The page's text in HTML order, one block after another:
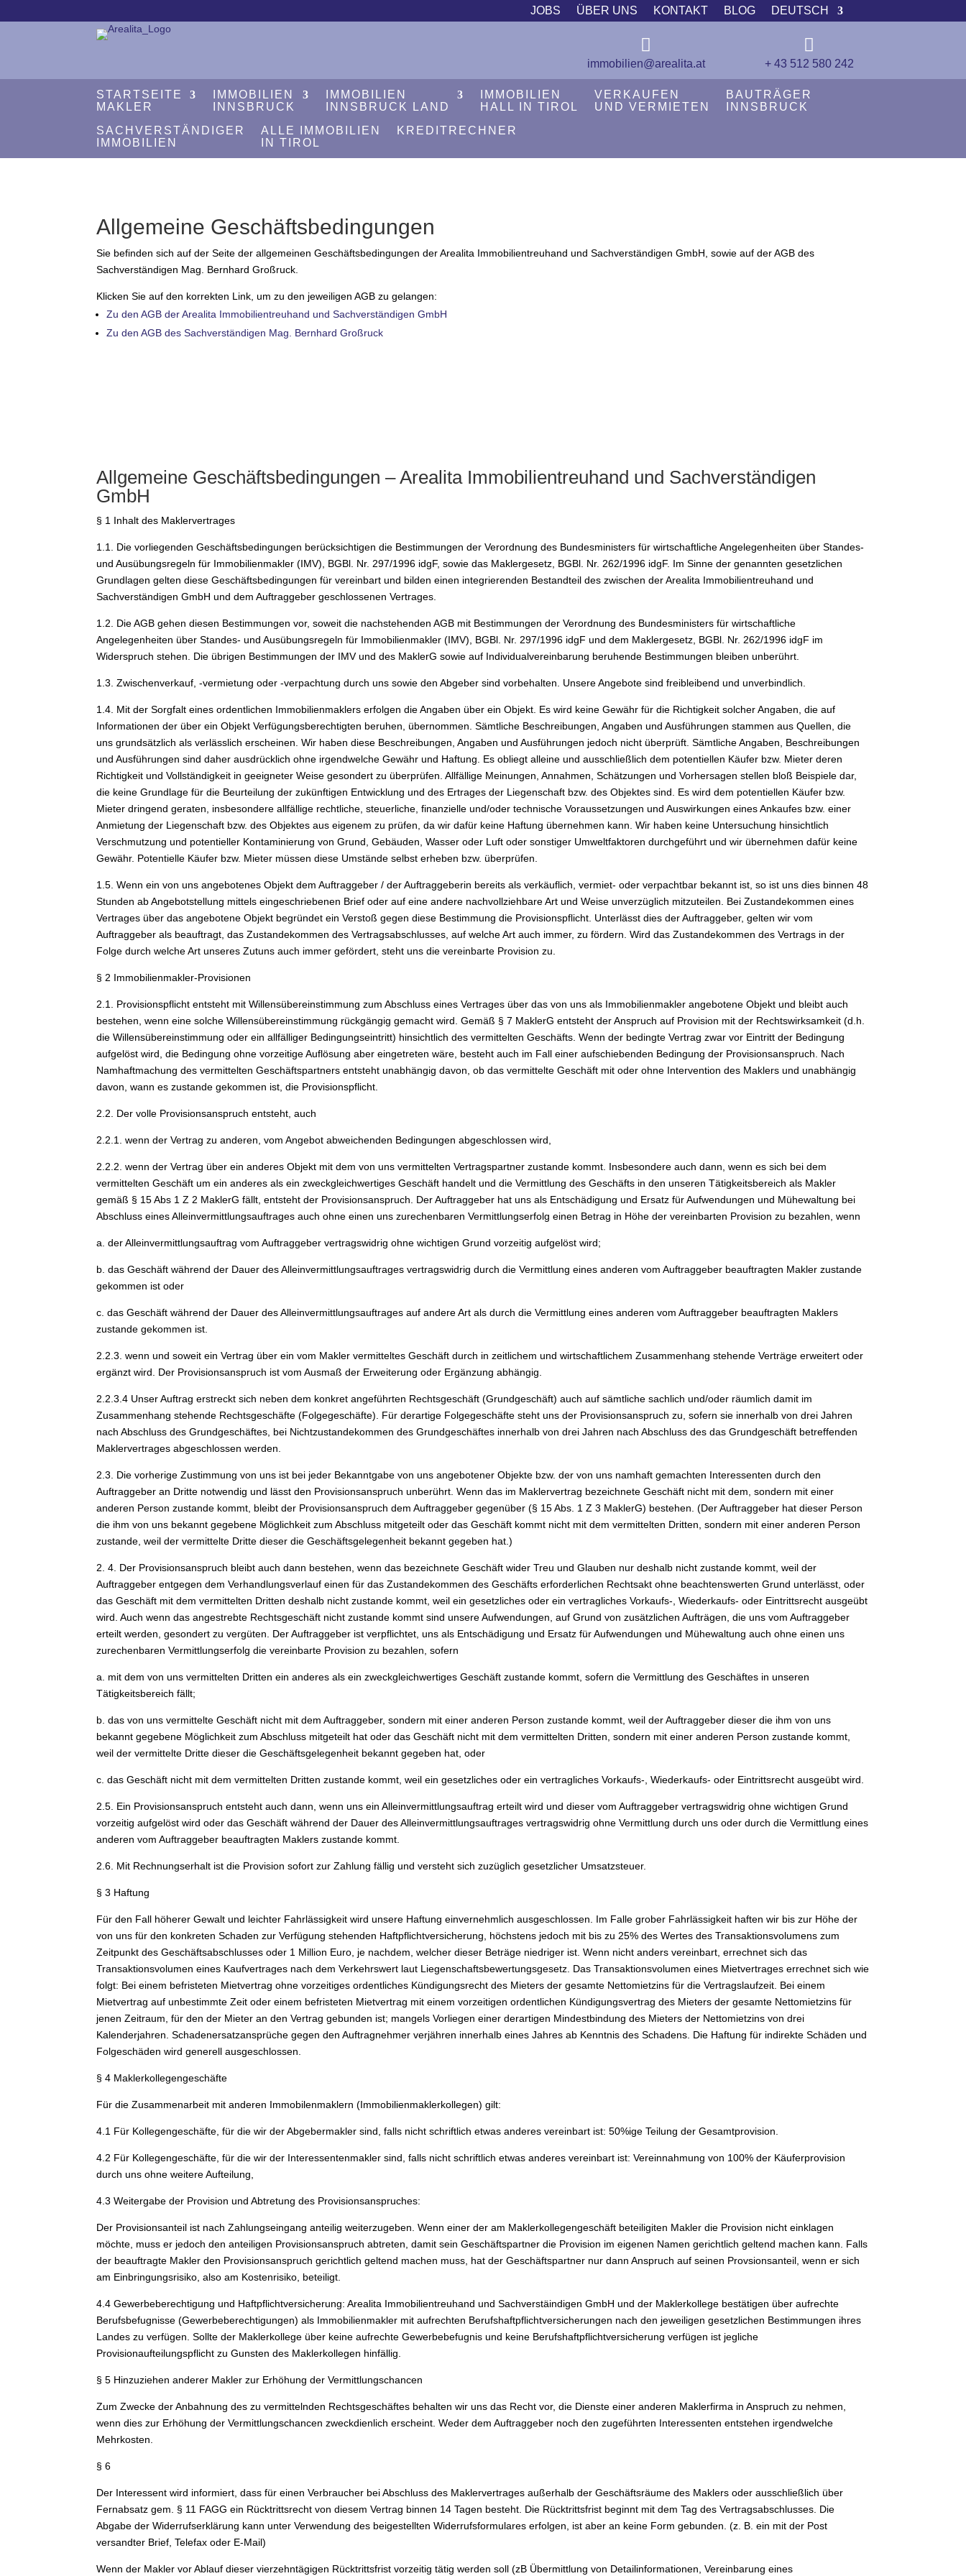
JOBS ÜBER UNS KONTAKT BLOG DEUTSCH

immobilien@arealita.at

+ 43 512 580 242
STARTSEITE
MAKLER
IMMOBILIEN
INNSBRUCK
IMMOBILIEN
INNSBRUCK LAND
IMMOBILIEN
HALL IN TIROL
VERKAUFEN
UND VERMIETEN
BAUTRÄGER
INNSBRUCK
SACHVERSTÄNDIGER
IMMOBILIEN
ALLE IMMOBILIEN
IN TIROL
KREDITRECHNER
Allgemeine Geschäftsbedingungen
Sie befinden sich auf der Seite der allgemeinen Geschäftsbedingungen der Arealita Immobilientreuhand und Sachverständigen GmbH, sowie auf der AGB des
Sachverständigen Mag. Bernhard Großruck.
Klicken Sie auf den korrekten Link, um zu den jeweiligen AGB zu gelangen:
Zu den AGB der Arealita Immobilientreuhand und Sachverständigen GmbH
Zu den AGB des Sachverständigen Mag. Bernhard Großruck
Allgemeine Geschäftsbedingungen – Arealita Immobilientreuhand und Sachverständigen
GmbH
§ 1 Inhalt des Maklervertrages
1.1. Die vorliegenden Geschäftsbedingungen berücksichtigen die Bestimmungen der Verordnung des Bundesministers für wirtschaftliche Angelegenheiten über Standes-
und Ausübungsregeln für Immobilienmakler (IMV), BGBl. Nr. 297/1996 idgF, sowie das Maklergesetz, BGBl. Nr. 262/1996 idgF. Im Sinne der genannten gesetzlichen
Grundlagen gelten diese Geschäftsbedingungen für vereinbart und bilden einen integrierenden Bestandteil des zwischen der Arealita Immobilientreuhand und
Sachverständigen GmbH und dem Auftraggeber geschlossenen Vertrages.
1.2. Die AGB gehen diesen Bestimmungen vor, soweit die nachstehenden AGB mit Bestimmungen der Verordnung des Bundesministers für wirtschaftliche
Angelegenheiten über Standes- und Ausübungsregeln für Immobilienmakler (IMV), BGBl. Nr. 297/1996 idgF und dem Maklergesetz, BGBl. Nr. 262/1996 idgF im
Widerspruch stehen. Die übrigen Bestimmungen der IMV und des MaklerG sowie auf Individualvereinbarung beruhende Bestimmungen bleiben unberührt.
1.3. Zwischenverkauf, -vermietung oder -verpachtung durch uns sowie den Abgeber sind vorbehalten. Unsere Angebote sind freibleibend und unverbindlich.
1.4. Mit der Sorgfalt eines ordentlichen Immobilienmaklers erfolgen die Angaben über ein Objekt. Es wird keine Gewähr für die Richtigkeit solcher Angaben, die auf
Informationen der über ein Objekt Verfügungsberechtigten beruhen, übernommen. Sämtliche Beschreibungen, Angaben und Ausführungen stammen aus Quellen, die
uns grundsätzlich als verlässlich erscheinen. Wir haben diese Beschreibungen, Angaben und Ausführungen jedoch nicht überprüft. Sämtliche Angaben, Beschreibungen
und Ausführungen sind daher ausdrücklich ohne irgendwelche Gewähr und Haftung. Es obliegt alleine und ausschließlich dem potentiellen Käufer bzw. Mieter deren
Richtigkeit und Vollständigkeit in geeigneter Weise gesondert zu überprüfen. Allfällige Meinungen, Annahmen, Schätzungen und Vorhersagen stellen bloß Beispiele dar,
die keine Grundlage für die Beurteilung der zukünftigen Entwicklung und des Ertrages der Liegenschaft bzw. des Objektes sind. Es wird dem potentiellen Käufer bzw.
Mieter dringend geraten, insbesondere allfällige rechtliche, steuerliche, finanzielle und/oder technische Voraussetzungen und Auswirkungen eines Ankaufes bzw. einer
Anmietung der Liegenschaft bzw. des Objektes aus eigenem zu prüfen, da wir dafür keine Haftung übernehmen kann. Wir haben keine Untersuchung hinsichtlich
Verschmutzung und potentieller Kontaminierung von Grund, Gebäuden, Wasser oder Luft oder sonstiger Umweltfaktoren durchgeführt und wir übernehmen dafür keine
Gewähr. Potentielle Käufer bzw. Mieter müssen diese Umstände selbst erheben bzw. überprüfen.
1.5. Wenn ein von uns angebotenes Objekt dem Auftraggeber / der Auftraggeberin bereits als verkäuflich, vermiet- oder verpachtbar bekannt ist, so ist uns dies binnen 48
Stunden ab Angebotstellung mittels eingeschriebenen Brief oder auf eine andere nachvollziehbare Art und Weise unverzüglich mitzuteilen. Bei Zustandekommen eines
Vertrages über das angebotene Objekt begründet ein Verstoß gegen diese Bestimmung die Provisionspflicht. Unterlässt dies der Auftraggeber, gelten wir vom
Auftraggeber als beauftragt, das Zustandekommen des Vertragsabschlusses, auf welche Art auch immer, zu fördern. Wird das Zustandekommen des Vertrags in der
Folge durch welche Art unseres Zutuns auch immer gefördert, steht uns die vereinbarte Provision zu.
§ 2 Immobilienmakler-Provisionen
2.1. Provisionspflicht entsteht mit Willensübereinstimmung zum Abschluss eines Vertrages über das von uns als Immobilienmakler angebotene Objekt und bleibt auch
bestehen, wenn eine solche Willensübereinstimmung rückgängig gemacht wird. Gemäß § 7 MaklerG entsteht der Anspruch auf Provision mit der Rechtswirksamkeit (d.h.
die Willensübereinstimmung oder ein allfälliger Bedingungseintritt) hinsichtlich des vermittelten Geschäfts. Wenn der bedingte Vertrag zwar vor Eintritt der Bedingung
aufgelöst wird, die Bedingung ohne vorzeitige Auflösung aber eingetreten wäre, besteht auch im Fall einer aufschiebenden Bedingung der Provisionsanspruch. Nach
Namhaftmachung des vermittelten Geschäftspartners entsteht unabhängig davon, ob das vermittelte Geschäft mit oder ohne Intervention des Maklers und unabhängig
davon, wann es zustande gekommen ist, die Provisionspflicht.
2.2. Der volle Provisionsanspruch entsteht, auch
2.2.1. wenn der Vertrag zu anderen, vom Angebot abweichenden Bedingungen abgeschlossen wird,
2.2.2. wenn der Vertrag über ein anderes Objekt mit dem von uns vermittelten Vertragspartner zustande kommt. Insbesondere auch dann, wenn es sich bei dem
vermittelten Geschäft um ein anderes als ein zweckgleichwertiges Geschäft handelt und die Vermittlung des Geschäfts in den unseren Tätigkeitsbereich als Makler
gemäß § 15 Abs 1 Z 2 MaklerG fällt, entsteht der Provisionsanspruch. Der Auftraggeber hat uns als Entschädigung und Ersatz für Aufwendungen und Mühewaltung bei
Abschluss eines Alleinvermittlungsauftrages auch ohne einen uns zurechenbaren Vermittlungserfolg einen Betrag in Höhe der vereinbarten Provision zu bezahlen, wenn
a. der Alleinvermittlungsauftrag vom Auftraggeber vertragswidrig ohne wichtigen Grund vorzeitig aufgelöst wird;
b. das Geschäft während der Dauer des Alleinvermittlungsauftrages vertragswidrig durch die Vermittlung eines anderen vom Auftraggeber beauftragten Makler zustande
gekommen ist oder
c. das Geschäft während der Dauer des Alleinvermittlungsauftrages auf andere Art als durch die Vermittlung eines anderen vom Auftraggeber beauftragten Maklers
zustande gekommen ist.
2.2.3. wenn und soweit ein Vertrag über ein vom Makler vermitteltes Geschäft durch in zeitlichem und wirtschaftlichem Zusammenhang stehende Verträge erweitert oder
ergänzt wird. Der Provisionsanspruch ist vom Ausmaß der Erweiterung oder Ergänzung abhängig.
2.2.3.4 Unser Auftrag erstreckt sich neben dem konkret angeführten Rechtsgeschäft (Grundgeschäft) auch auf sämtliche sachlich und/oder räumlich damit im
Zusammenhang stehende Rechtsgeschäfte (Folgegeschäfte). Für derartige Folgegeschäfte steht uns der Provisionsanspruch zu, sofern sie innerhalb von drei Jahren
nach Abschluss des Grundgeschäftes, bei Nichtzustandekommen des Grundgeschäftes innerhalb von drei Jahren nach Abschluss des das Grundgeschäft betreffenden
Maklervertrages abgeschlossen werden.
2.3. Die vorherige Zustimmung von uns ist bei jeder Bekanntgabe von uns angebotener Objekte bzw. der von uns namhaft gemachten Interessenten durch den
Auftraggeber an Dritte notwendig und lässt den Provisionsanspruch unberührt. Wenn das im Maklervertrag bezeichnete Geschäft nicht mit dem, sondern mit einer
anderen Person zustande kommt, bleibt der Provisionsanspruch dem Auftraggeber gegenüber (§ 15 Abs. 1 Z 3 MaklerG) bestehen. (Der Auftraggeber hat dieser Person
die ihm von uns bekannt gegebene Möglichkeit zum Abschluss mitgeteilt oder das Geschäft kommt nicht mit dem vermittelten Dritten, sondern mit einer anderen Person
zustande, weil der vermittelte Dritte dieser die Geschäftsgelegenheit bekannt gegeben hat.)
2. 4. Der Provisionsanspruch bleibt auch dann bestehen, wenn das bezeichnete Geschäft wider Treu und Glauben nur deshalb nicht zustande kommt, weil der
Auftraggeber entgegen dem Verhandlungsverlauf einen für das Zustandekommen des Geschäfts erforderlichen Rechtsakt ohne beachtenswerten Grund unterlässt, oder
das Geschäft mit dem vermittelten Dritten deshalb nicht zustande kommt, weil ein gesetzliches oder ein vertragliches Vorkaufs-, Wiederkaufs- oder Eintrittsrecht ausgeübt
wird. Auch wenn das angestrebte Rechtsgeschäft nicht zustande kommt sind unsere Aufwendungen, auf Grund von zusätzlichen Aufträgen, die uns vom Auftraggeber
erteilt werden, gesondert zu vergüten. Der Auftraggeber ist verpflichtet, uns als Entschädigung und Ersatz für Aufwendungen und Mühewaltung auch ohne einen uns
zurechenbaren Vermittlungserfolg die vereinbarte Provision zu bezahlen, sofern
a. mit dem von uns vermittelten Dritten ein anderes als ein zweckgleichwertiges Geschäft zustande kommt, sofern die Vermittlung des Geschäftes in unseren
Tätigkeitsbereich fällt;
b. das von uns vermittelte Geschäft nicht mit dem Auftraggeber, sondern mit einer anderen Person zustande kommt, weil der Auftraggeber dieser die ihm von uns
bekannt gegebene Möglichkeit zum Abschluss mitgeteilt hat oder das Geschäft nicht mit dem vermittelten Dritten, sondern mit einer anderen Person zustande kommt,
weil der vermittelte Dritte dieser die Geschäftsgelegenheit bekannt gegeben hat, oder
c. das Geschäft nicht mit dem vermittelten Dritten zustande kommt, weil ein gesetzliches oder ein vertragliches Vorkaufs-, Wiederkaufs- oder Eintrittsrecht ausgeübt wird.
2.5. Ein Provisionsanspruch entsteht auch dann, wenn uns ein Alleinvermittlungsauftrag erteilt wird und dieser vom Auftraggeber vertragswidrig ohne wichtigen Grund
vorzeitig aufgelöst wird oder das Geschäft während der Dauer des Alleinvermittlungsauftrages vertragswidrig ohne Vermittlung durch uns oder durch die Vermittlung eines
anderen vom Auftraggeber beauftragten Maklers zustande kommt.
2.6. Mit Rechnungserhalt ist die Provision sofort zur Zahlung fällig und versteht sich zuzüglich gesetzlicher Umsatzsteuer.
§ 3 Haftung
Für den Fall höherer Gewalt und leichter Fahrlässigkeit wird unsere Haftung einvernehmlich ausgeschlossen. Im Falle grober Fahrlässigkeit haften wir bis zur Höhe der
von uns für den konkreten Schaden zur Verfügung stehenden Haftpflichtversicherung, höchstens jedoch mit bis zu 25% des Wertes des Transaktionsvolumens zum
Zeitpunkt des Geschäftsabschlusses oder 1 Million Euro, je nachdem, welcher dieser Beträge niedriger ist. Wenn nicht anders vereinbart, errechnet sich das
Transaktionsvolumen eines Kaufvertrages nach dem Verkehrswert laut Liegenschaftsbewertungsgesetz. Das Transaktionsvolumen eines Mietvertrages errechnet sich wie
folgt: Bei einem befristeten Mietvertrag ohne vorzeitiges ordentliches Kündigungsrecht des Mieters der gesamte Nettomietzins für die Vertragslaufzeit. Bei einem
Mietvertrag auf unbestimmte Zeit oder einem befristeten Mietvertrag mit einem vorzeitigen ordentlichen Kündigungsvertrag des Mieters der gesamte Nettomietzins für
jenen Zeitraum, für den der Mieter an den Vertrag gebunden ist; mangels Vorliegen einer derartigen Mindestbindung des Mieters der Nettomietzins von drei
Kalenderjahren. Schadenersatzansprüche gegen den Auftragnehmer verjähren innerhalb eines Jahres ab Kenntnis des Schadens. Die Haftung für indirekte Schäden und
Folgeschäden wird generell ausgeschlossen.
§ 4 Maklerkollegengeschäfte
Für die Zusammenarbeit mit anderen Immobilenmaklern (Immobilienmaklerkollegen) gilt:
4.1 Für Kollegengeschäfte, für die wir der Abgebermakler sind, falls nicht schriftlich etwas anderes vereinbart ist: 50%ige Teilung der Gesamtprovision.
4.2 Für Kollegengeschäfte, für die wir der Interessentenmakler sind, falls nicht schriftlich etwas anderes vereinbart ist: Vereinnahmung von 100% der Käuferprovision
durch uns ohne weitere Aufteilung,
4.3 Weitergabe der Provision und Abtretung des Provisionsanspruches:
Der Provisionsanteil ist nach Zahlungseingang anteilig weiterzugeben. Wenn einer der am Maklerkollegengeschäft beteiligiten Makler die Provision nicht einklagen
möchte, muss er jedoch den anteiligen Provisionsanspruch abtreten, damit sein Geschäftspartner die Provision im eigenen Namen gerichtlich geltend machen kann. Falls
der beauftragte Makler den Provisionsanspruch gerichtlich geltend machen muss, hat der Geschäftspartner nur dann Anspruch auf seinen Provsionsanteil, wenn er sich
am Einbringungsrisiko, also am Kostenrisiko, beteiligt.
4.4 Gewerbeberechtigung und Haftpflichtversicherung: Arealita Immobilientreuhand und Sachverstäindigen GmbH und der Maklerkollege bestätigen über aufrechte
Berufsbefugnisse (Gewerbeberechtigungen) als Immobilienmakler mit aufrechten Berufshaftpflichtversicherungen nach den jeweiligen gesetzlichen Bestimmungen ihres
Landes zu verfügen. Sollte der Maklerkollege über keine aufrechte Gewerbebefugnis und keine Berufshaftpflichtversicherung verfügen ist jegliche
Provisionaufteilungspflicht zu Gunsten des Maklerkollegen hinfällig.
§ 5 Hinzuziehen anderer Makler zur Erhöhung der Vermittlungschancen
Zum Zwecke der Anbahnung des zu vermittelnden Rechtsgeschäftes behalten wir uns das Recht vor, die Dienste einer anderen Maklerfirma in Anspruch zu nehmen,
wenn dies zur Erhöhung der Vermittlungschancen zweckdienlich erscheint. Weder dem Auftraggeber noch den zugeführten Interessenten entstehen irgendwelche
Mehrkosten.
§ 6
Der Interessent wird informiert, dass für einen Verbraucher bei Abschluss des Maklervertrages außerhalb der Geschäftsräume des Maklers oder ausschließlich über
Fernabsatz gem. § 11 FAGG ein Rücktrittsrecht von diesem Vertrag binnen 14 Tagen besteht. Die Rücktrittsfrist beginnt mit dem Tag des Vertragsabschlusses. Die
Abgabe der Widerrufserklärung kann unter Verwendung des beigestellten Widerrufsformulares erfolgen, ist aber an keine Form gebunden. (z. B. ein mit der Post
versandter Brief, Telefax oder E-Mail)
Wenn der Makler vor Ablauf dieser vierzehntägigen Rücktrittsfrist vorzeitig tätig werden soll (zB Übermittlung von Detailinformationen, Vereinbarung eines